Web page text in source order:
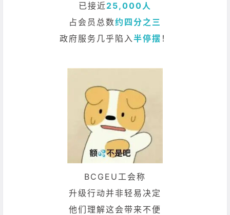
已接近25,000人
占会员总数约四分之三
政府服务几乎陷入半停摆 ！
BCGEU工会称
升级行动并非轻易决定
他们理解这会带来不便